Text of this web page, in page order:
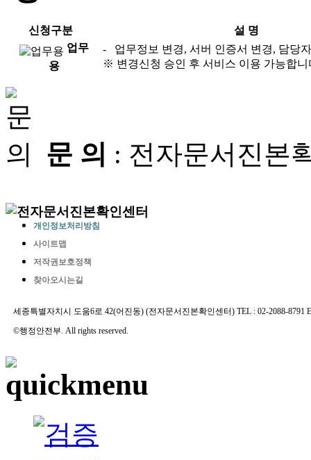
신청구분
설 명
업무
용
- 업무정보 변경, 서버 인증서 변경, 담당
※ 변경신청 승인 후 서비스 이용 가능합니
문 의 : 전자문서진본
개인정보처리방침
사이트맵
저작권보호정책
찾아오시는길
세종특별자치시 도움6로 42(어진동) (전자문서진본확인센터) TEL : 02-2088-8791
©행정안전부. All rights reserved.